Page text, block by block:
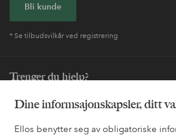
Dine informsajonskapsler, ditt
Ellos benytter seg av obligatoriske
Bli kunde
* Se tilbudsvilkår ved registrering
Trenger du hjelp?
Du finner svar på de vanligste
også informasjon om hvordan du kan